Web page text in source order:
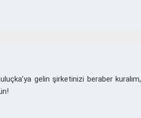
gelin şirketinizi beraber kuralım,